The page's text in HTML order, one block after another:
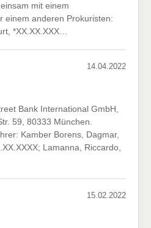
mit einem
einem anderen Prokuristen:
*XX.XX.XXX…
14.04.2022
Bank International GmbH,
59, 80333 München.
Kamber Borens, Dagmar,
Lamanna, Riccardo,
15.02.2022